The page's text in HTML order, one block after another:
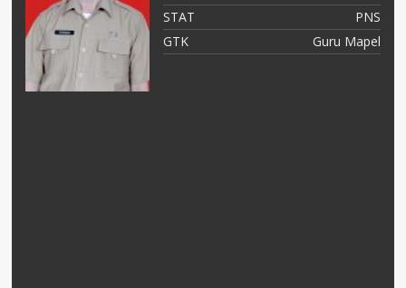
STAT
PNS
GTK
Guru Mapel